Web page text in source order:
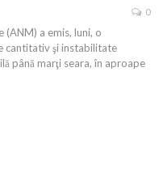
0
a emis, luni, o
cantitativ şi instabilitate
până marţi seara, în aproape